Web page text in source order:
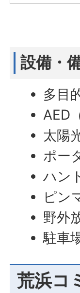
設備・
多目
AED
太陽
ポー
ハン
ピン
野外
駐車
荒浜コ